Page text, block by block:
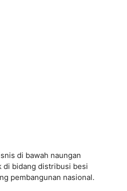
di bawah naungan
di bidang distribusi besi
pembangunan nasional.